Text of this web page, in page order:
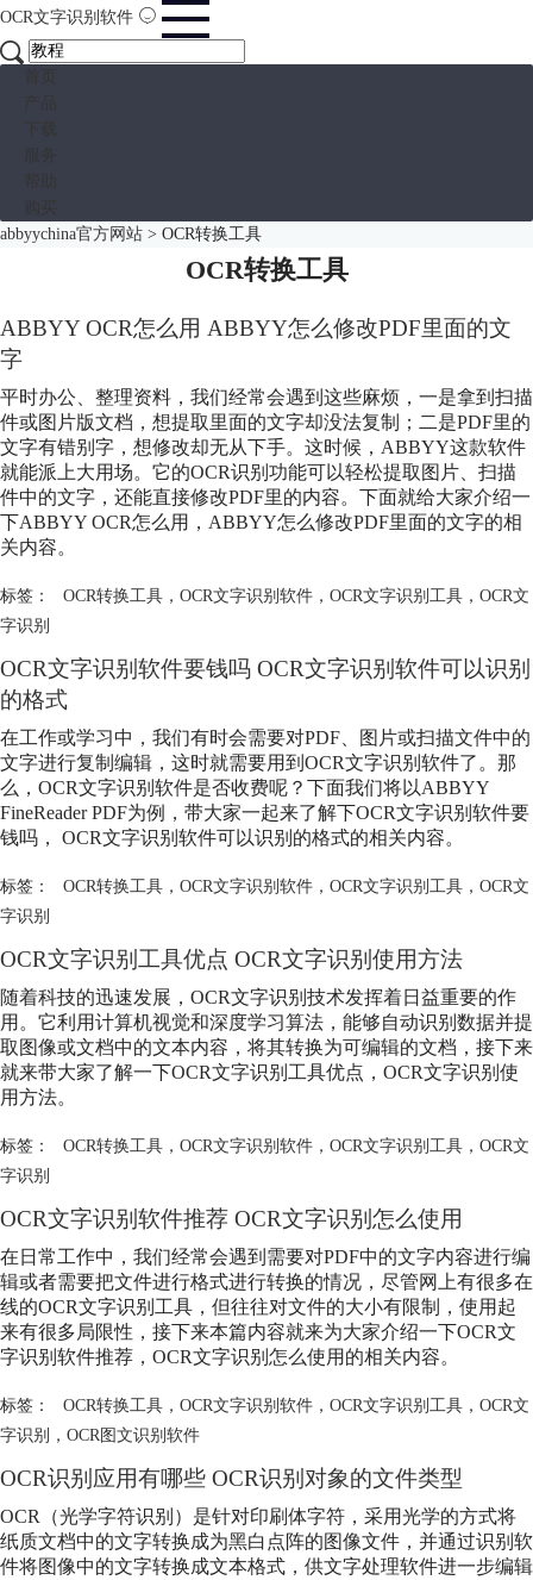
OCR文字识别软件
abbyychina官方网站 > OCR转换工具
OCR转换工具
ABBYY OCR怎么用 ABBYY怎么修改PDF里面的文
字
平时办公、整理资料，我们经常会遇到这些麻烦，一是拿到扫描
件或图片版文档，想提取里面的文字却没法复制；二是PDF里的
文字有错别字，想修改却无从下手。这时候，ABBYY这款软件
就能派上大用场。它的OCR识别功能可以轻松提取图片、扫描
件中的文字，还能直接修改PDF里的内容。下面就给大家介绍一
下ABBYY OCR怎么用，ABBYY怎么修改PDF里面的文字的相
关内容。
标签： OCR转换工具， OCR文字识别软件， OCR文字识别工具， OCR文
字识别
OCR文字识别软件要钱吗 OCR文字识别软件可以识别
的格式
在工作或学习中，我们有时会需要对PDF、图片或扫描文件中的
文字进行复制编辑，这时就需要用到OCR文字识别软件了。那
么，OCR文字识别软件是否收费呢？下面我们将以ABBYY
FineReader PDF为例，带大家一起来了解下OCR文字识别软件要
钱吗， OCR文字识别软件可以识别的格式的相关内容。
标签： OCR转换工具， OCR文字识别软件， OCR文字识别工具， OCR文
字识别
OCR文字识别工具优点 OCR文字识别使用方法
随着科技的迅速发展，OCR文字识别技术发挥着日益重要的作
用。它利用计算机视觉和深度学习算法，能够自动识别数据并提
取图像或文档中的文本内容，将其转换为可编辑的文档，接下来
就来带大家了解一下OCR文字识别工具优点，OCR文字识别使
用方法。
标签： OCR转换工具， OCR文字识别软件， OCR文字识别工具， OCR文
字识别
OCR文字识别软件推荐 OCR文字识别怎么使用
在日常工作中，我们经常会遇到需要对PDF中的文字内容进行编
辑或者需要把文件进行格式进行转换的情况，尽管网上有很多在
线的OCR文字识别工具，但往往对文件的大小有限制，使用起
来有很多局限性，接下来本篇内容就来为大家介绍一下OCR文
字识别软件推荐，OCR文字识别怎么使用的相关内容。
标签： OCR转换工具， OCR文字识别软件， OCR文字识别工具， OCR文
字识别 ， OCR图文识别软件
OCR识别应用有哪些 OCR识别对象的文件类型
OCR（光学字符识别）是针对印刷体字符，采用光学的方式将
纸质文档中的文字转换成为黑白点阵的图像文件，并通过识别软
件将图像中的文字转换成文本格式，供文字处理软件进一步编辑